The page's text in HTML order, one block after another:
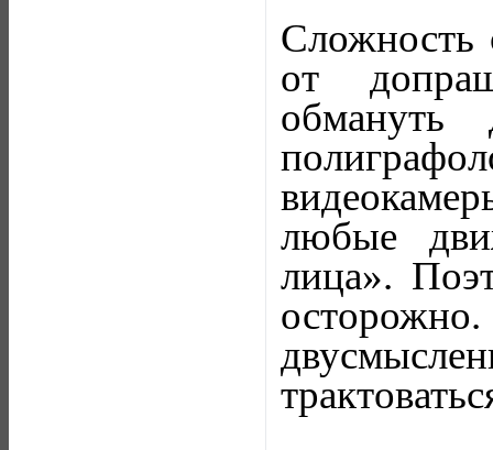
Сложность
от
обмануть
любые
лица».